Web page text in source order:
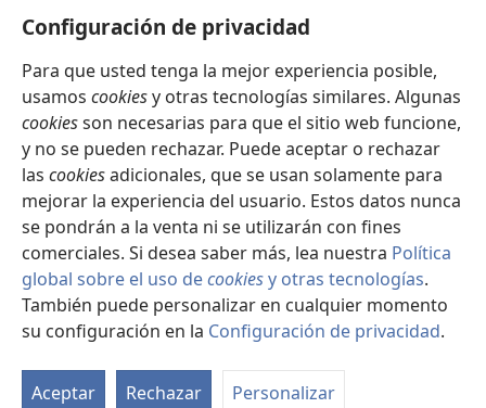
Configuración de privacidad
Para que usted tenga la mejor experiencia posible,
usamos cookiesy otras tecnologías similares. Algunas
cookiesson necesarias para que el sitio web funcione,
y no se pueden rechazar. Puede aceptar o rechazar
las cookiesadicionales, que se usan solamente para
mejorar la experiencia del usuario. Estos datos nunca
se pondrán a la venta ni se utilizarán con fines
comerciales. Si desea saber más, lea nuestra Política
global sobre el uso decookiesy otras tecnologías.
También puede personalizar en cualquier momento
su configuración en la Configuración de privacidad.
Aceptar Rechazar Personalizar
Rode
De tutar
(abre
nueva
ventana)
BIBLIOTECA PO INTERNET Watchtower™
(abre
una
nueva
ventana)
JW Hub ®
(abre
una
nueva
ventana)
Copyright© 2026 Watch Tower Bible and Tract Society of Pennsylvania.
KONDISIONURIA|ZAKONO KATAR KACHA RIG|CONFIGURACIÓN DE
PRIVACIDAD